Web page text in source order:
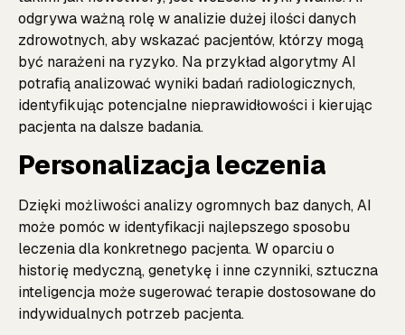
odgrywa ważną rolę w analizie dużej ilości danych
zdrowotnych, aby wskazać pacjentów, którzy mogą
być narażeni na ryzyko. Na przykład algorytmy AI
potrafią analizować wyniki badań radiologicznych,
identyfikując potencjalne nieprawidłowości i kierując
pacjenta na dalsze badania.
Personalizacja leczenia
Dzięki możliwości analizy ogromnych baz danych, AI
może pomóc w identyfikacji najlepszego sposobu
leczenia dla konkretnego pacjenta. W oparciu o
historię medyczną, genetykę i inne czynniki, sztuczna
inteligencja może sugerować terapie dostosowane do
indywidualnych potrzeb pacjenta.